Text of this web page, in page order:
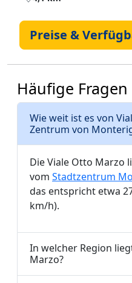
Preise &
Häufige Fragen
Wie weit ist es von
Zentrum von
Die Viale Otto Marzo
vom Stadtzentrum
das entspricht etwa
km/h).
In welcher Region
Marzo?